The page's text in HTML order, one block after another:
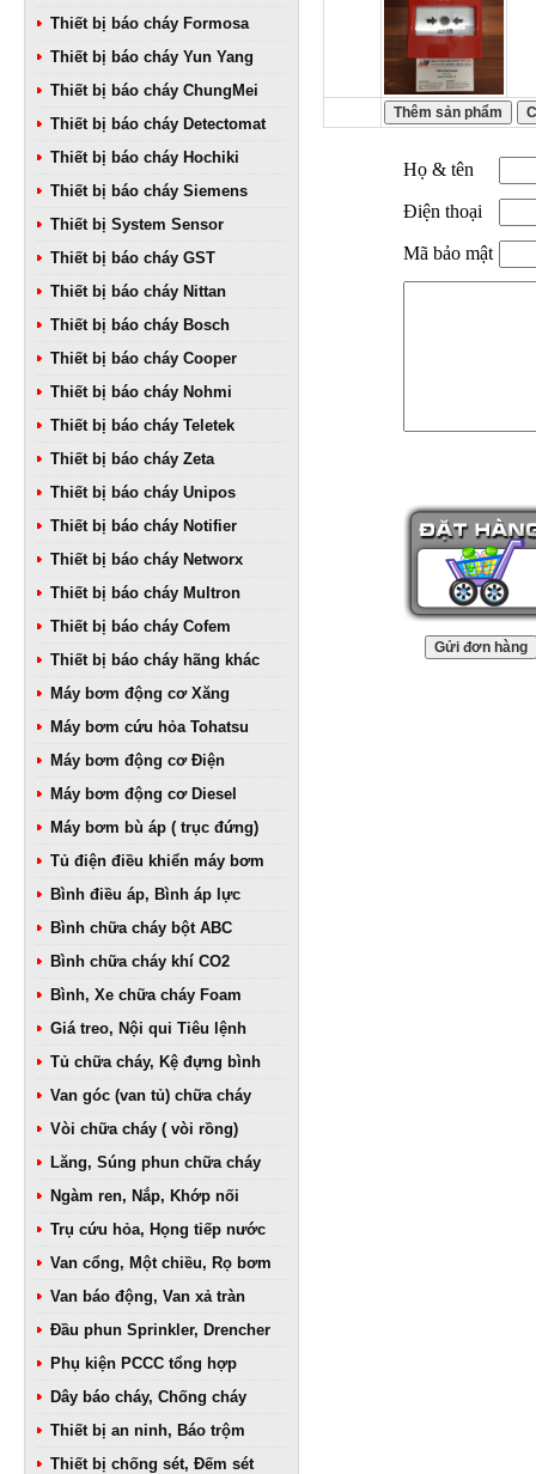
Thiết bị báo cháy Formosa
Thiết bị báo cháy Yun Yang
Thiết bị báo cháy ChungMei
Thiết bị báo cháy Detectomat
Thiết bị báo cháy Hochiki
Thiết bị báo cháy Siemens
Thiết bị System Sensor
Thiết bị báo cháy GST
Thiết bị báo cháy Nittan
Thiết bị báo cháy Bosch
Thiết bị báo cháy Cooper
Thiết bị báo cháy Nohmi
Thiết bị báo cháy Teletek
Thiết bị báo cháy Zeta
Thiết bị báo cháy Unipos
Thiết bị báo cháy Notifier
Thiết bị báo cháy Networx
Thiết bị báo cháy Multron
Thiết bị báo cháy Cofem
Thiết bị báo cháy hãng khác
Máy bơm động cơ Xăng
Máy bơm cứu hỏa Tohatsu
Máy bơm động cơ Điện
Máy bơm động cơ Diesel
Máy bơm bù áp ( trục đứng)
Tủ điện điều khiển máy bơm
Bình điều áp, Bình áp lực
Bình chữa cháy bột ABC
Bình chữa cháy khí CO2
Bình, Xe chữa cháy Foam
Giá treo, Nội qui Tiêu lệnh
Tủ chữa cháy, Kệ đựng bình
Van góc (van tủ) chữa cháy
Vòi chữa cháy ( vòi rồng)
Lăng, Súng phun chữa cháy
Ngàm ren, Nắp, Khớp nối
Trụ cứu hỏa, Họng tiếp nước
Van cổng, Một chiều, Rọ bơm
Van báo động, Van xả tràn
Đầu phun Sprinkler, Drencher
Phụ kiện PCCC tổng hợp
Dây báo cháy, Chống cháy
Thiết bị an ninh, Báo trộm
Thiết bị chống sét, Đếm sét
Họ & tên
Điện thoại
Mã bảo mật